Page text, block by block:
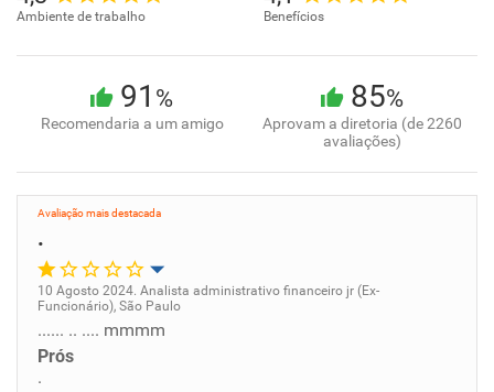
Ambiente de trabalho Benefícios
91 %
Recomendaria a um amigo
85%
Aprovam a diretoria (de 2260
avaliações)
Avaliação mais destacada
.
Oportunidade de promoção
10 Agosto 2024. Analista administrativo financeiro jr (Ex-
Funcionário), São Paulo
...... .. .... mmmm
Prós
.